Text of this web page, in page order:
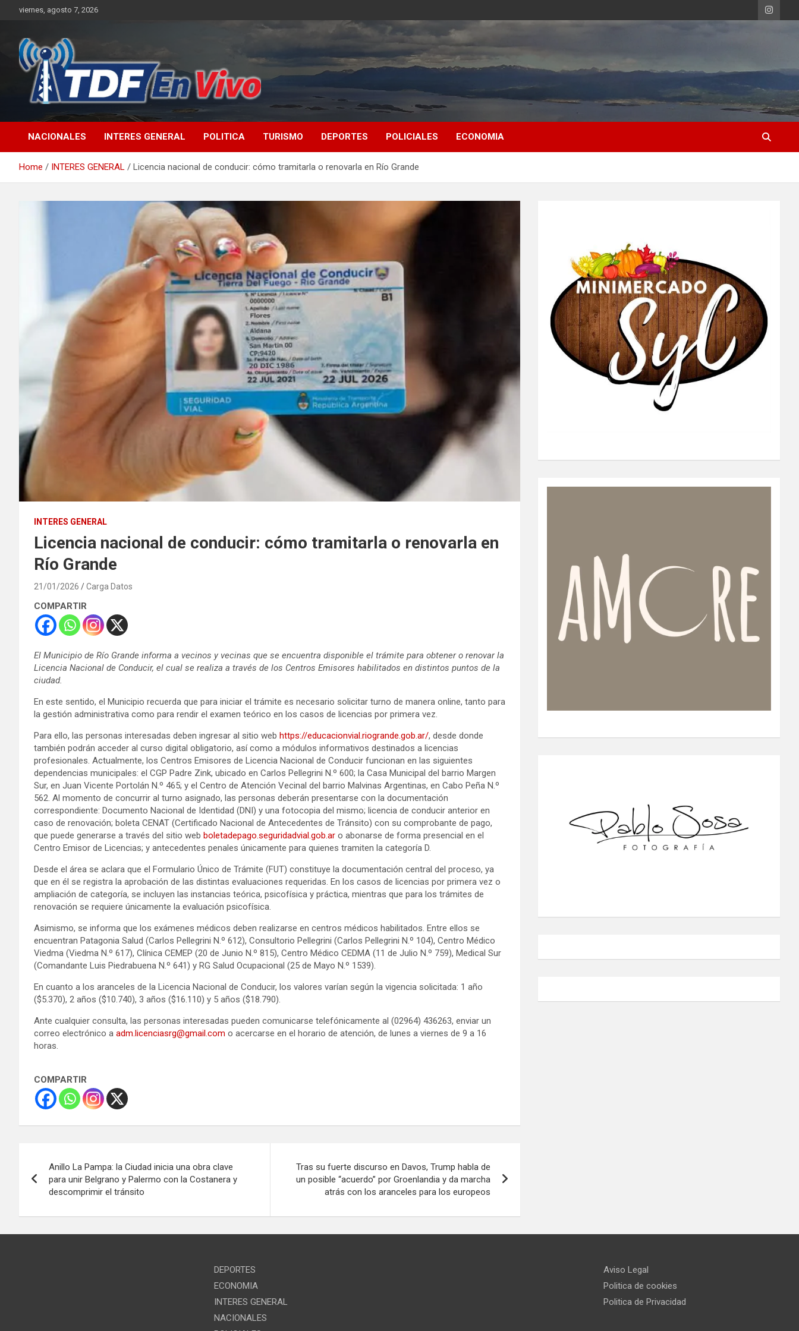
viernes, agosto 7, 2026
NACIONALES INTERES GENERAL POLITICA TURISMO DEPORTES POLICIALES ECONOMIA
Home INTERES GENERAL Licencia nacional de conducir: cómo tramitarla o renovarla en Río Grande
INTERES GENERAL
Licencia nacional de conducir: cómo tramitarla o renovarla en
Río Grande
21/01/2026 Carga Datos
COMPARTIR
El Municipio de Río Grande informa a vecinos y vecinas que se encuentra disponible el trámite para obtener o renovar la
Licencia Nacional de Conducir, el cual se realiza a través de los Centros Emisores habilitados en distintos puntos de la
ciudad.
En este sentido, el Municipio recuerda que para iniciar el trámite es necesario solicitar turno de manera online, tanto para
la gestión administrativa como para rendir el examen teórico en los casos de licencias por primera vez.
Para ello, las personas interesadas deben ingresar al sitio web https://educacionvial.riogrande.gob.ar/, desde donde
también podrán acceder al curso digital obligatorio, así como a módulos informativos destinados a licencias
profesionales. Actualmente, los Centros Emisores de Licencia Nacional de Conducir funcionan en las siguientes
dependencias municipales: el CGP Padre Zink, ubicado en Carlos Pellegrini N.º 600; la Casa Municipal del barrio Margen
Sur, en Juan Vicente Portolán N.º 465; y el Centro de Atención Vecinal del barrio Malvinas Argentinas, en Cabo Peña N.º
562. Al momento de concurrir al turno asignado, las personas deberán presentarse con la documentación
correspondiente: Documento Nacional de Identidad (DNI) y una fotocopia del mismo; licencia de conducir anterior en
caso de renovación; boleta CENAT (Certificado Nacional de Antecedentes de Tránsito) con su comprobante de pago,
que puede generarse a través del sitio web boletadepago.seguridadvial.gob.ar o abonarse de forma presencial en el
Centro Emisor de Licencias; y antecedentes penales únicamente para quienes tramiten la categoría D.
Desde el área se aclara que el Formulario Único de Trámite (FUT) constituye la documentación central del proceso, ya
que en él se registra la aprobación de las distintas evaluaciones requeridas. En los casos de licencias por primera vez o
ampliación de categoría, se incluyen las instancias teórica, psicofísica y práctica, mientras que para los trámites de
renovación se requiere únicamente la evaluación psicofísica.
Asimismo, se informa que los exámenes médicos deben realizarse en centros médicos habilitados. Entre ellos se
encuentran Patagonia Salud (Carlos Pellegrini N.º 612), Consultorio Pellegrini (Carlos Pellegrini N.º 104), Centro Médico
Viedma (Viedma N.º 617), Clínica CEMEP (20 de Junio N.º 815), Centro Médico CEDMA (11 de Julio N.º 759), Medical Sur
(Comandante Luis Piedrabuena N.º 641) y RG Salud Ocupacional (25 de Mayo N.º 1539).
En cuanto a los aranceles de la Licencia Nacional de Conducir, los valores varían según la vigencia solicitada: 1 año
($5.370), 2 años ($10.740), 3 años ($16.110) y 5 años ($18.790).
Ante cualquier consulta, las personas interesadas pueden comunicarse telefónicamente al (02964) 436263, enviar un
correo electrónico a adm.licenciasrg@gmail.com o acercarse en el horario de atención, de lunes a viernes de 9 a 16
horas.
COMPARTIR
de
entradas
Anillo La Pampa: la Ciudad inicia una obra clave
para unir Belgrano y Palermo con la Costanera y
descomprimir el tránsito
Tras su fuerte discurso en Davos, Trump habla de
un posible “acuerdo” por Groenlandia y da marcha
atrás con los aranceles para los europeos
DEPORTES
ECONOMIA
INTERES GENERAL
NACIONALES
Aviso Legal
Politica de cookies
Politica de Privacidad